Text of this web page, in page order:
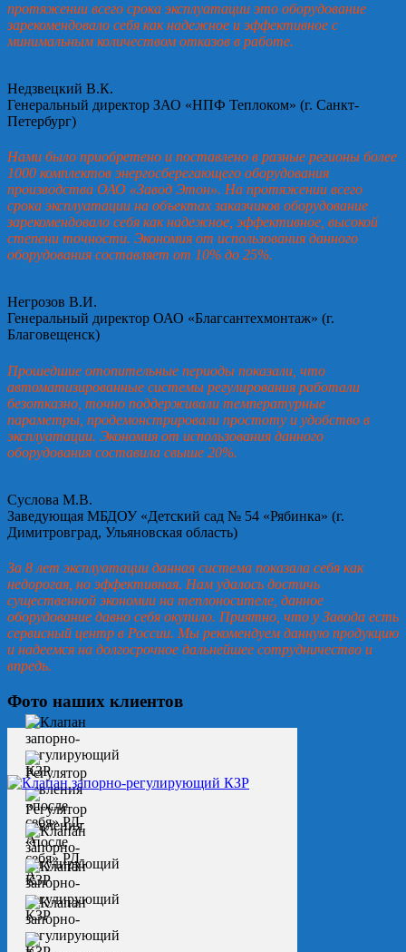
протяжении всего срока эксплуатации это оборудование
зарекомендовало себя как надежное и эффективное с
минимальным количеством отказов в работе.
Недзвецкий В.К.
Генеральный директор ЗАО «НПФ Теплоком» (г. Санкт-
Петербург)
Нами было приобретено и поставлено в разные регионы более
1000 комплектов энергосберегающего оборудования
производства ОАО «Завод Этон». На протяжении всего
срока эксплуатации на объектах заказчиков оборудование
зарекомендовало себя как надежное, эффективное, высокой
степени точности. Экономия от использования данного
оборудования составляет от 10% до 25%.
Негрозов В.И.
Генеральный директор ОАО «Благсантехмонтаж» (г.
Благовещенск)
Прошедшие отопительные периоды показали, что
автоматизированные системы регулирования работали
безотказно, точно поддерживали температурные
параметры, продемонстрировали простоту и удобство в
эксплуатации. Экономия от использования данного
оборудования составила свыше 20%.
Суслова М.В.
Заведующая МБДОУ «Детский сад № 54 «Рябинка» (г.
Димитровград, Ульяновская область)
За 8 лет эксплуатации данная система показала себя как
недорогая, но эффективная. Нам удалось достичь
существенной экономии на теплоносителе, данное
оборудование давно себя окупило. Приятно, что у Завода есть
сервисный центр в России. Мы рекомендуем данную продукцию
и надеемся на долгосрочное дальнейшее сотрудничество и
впредь.
Фото наших клиентов